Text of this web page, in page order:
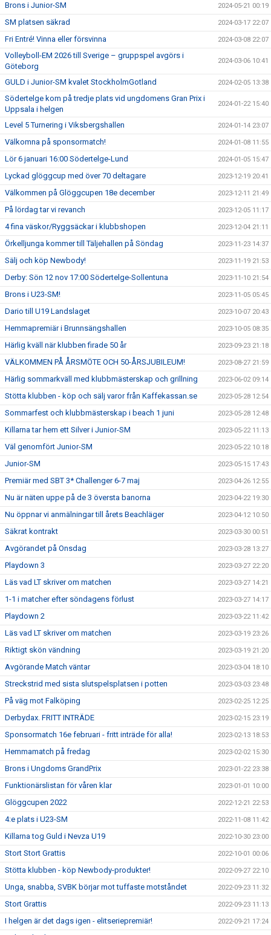
Brons i Junior-SM 2024-05-21 00:19
SM platsen säkrad 2024-03-17 22:07
Fri Entré! Vinna eller försvinna 2024-03-08 22:07
Volleyboll-EM 2026 till Sverige – gruppspel avgörs i
Göteborg
2024-03-06 10:41
GULD i Junior-SM kvalet StockholmGotland 2024-02-05 13:38
Södertelge kom på tredje plats vid ungdomens Gran Prix i
Uppsala i helgen
2024-01-22 15:40
Level 5 Turnering i Viksbergshallen 2024-01-14 23:07
Välkomna på sponsormatch! 2024-01-08 11:55
Lör 6 januari 16:00 Södertelge-Lund 2024-01-05 15:47
Lyckad glöggcup med över 70 deltagare 2023-12-19 20:41
Välkommen på Glöggcupen 18e december 2023-12-11 21:49
På lördag tar vi revanch 2023-12-05 11:17
4 fina väskor/Ryggsäckar i klubbshopen 2023-12-04 21:11
Örkelljunga kommer till Täljehallen på Söndag 2023-11-23 14:37
Sälj och köp Newbody! 2023-11-19 21:53
Derby: Sön 12 nov 17:00 Södertelge-Sollentuna 2023-11-10 21:54
Brons i U23-SM! 2023-11-05 05:45
Dario till U19 Landslaget 2023-10-07 20:43
Hemmapremiär i Brunnsängshallen 2023-10-05 08:35
Härlig kväll när klubben firade 50 år 2023-09-23 21:18
VÄLKOMMEN PÅ ÅRSMÖTE OCH 50-ÅRSJUBILEUM! 2023-08-27 21:59
Härlig sommarkväll med klubbmästerskap och grillning 2023-06-02 09:14
Stötta klubben - köp och sälj varor från Kaffekassan.se 2023-05-28 12:54
Sommarfest och klubbmästerskap i beach 1 juni 2023-05-28 12:48
Killarna tar hem ett Silver i Junior-SM 2023-05-22 11:13
Väl genomfört Junior-SM 2023-05-22 10:18
Junior-SM 2023-05-15 17:43
Premiär med SBT 3* Challenger 6-7 maj 2023-04-26 12:55
Nu är näten uppe på de 3 översta banorna 2023-04-22 19:30
Nu öppnar vi anmälningar till årets Beachläger 2023-04-12 10:50
Säkrat kontrakt 2023-03-30 00:51
Avgörandet på Onsdag 2023-03-28 13:27
Playdown 3 2023-03-27 22:20
Läs vad LT skriver om matchen 2023-03-27 14:21
1-1 i matcher efter söndagens förlust 2023-03-27 14:17
Playdown 2 2023-03-22 11:42
Läs vad LT skriver om matchen 2023-03-19 23:26
Riktigt skön vändning 2023-03-19 21:20
Avgörande Match väntar 2023-03-04 18:10
Streckstrid med sista slutspelsplatsen i potten 2023-03-03 23:48
På väg mot Falköping 2023-02-25 12:25
Derbydax. FRITT INTRÄDE 2023-02-15 23:19
Sponsormatch 16e februari - fritt inträde för alla! 2023-02-13 18:53
Hemmamatch på fredag 2023-02-02 15:30
Brons i Ungdoms GrandPrix 2023-01-22 23:38
Funktionärslistan för våren klar 2023-01-01 10:00
Glöggcupen 2022 2022-12-21 22:53
4:e plats i U23-SM 2022-11-08 11:42
Killarna tog Guld i Nevza U19 2022-10-30 23:00
Stort Stort Grattis 2022-10-01 00:06
Stötta klubben - köp Newbody-produkter! 2022-09-27 22:10
Unga, snabba, SVBK börjar mot tuffaste motståndet 2022-09-23 11:32
Stort Grattis 2022-09-23 11:13
I helgen är det dags igen - elitseriepremiär! 2022-09-21 17:24